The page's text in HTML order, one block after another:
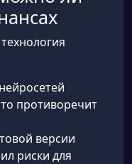
противоречит
версии
риски для